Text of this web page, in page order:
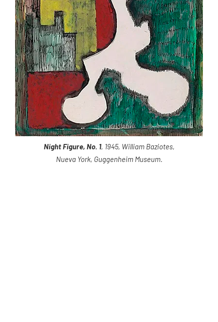
Night Figure, No. 1, 1945, William Baziotes,
Nueva York, Guggenheim Museum.